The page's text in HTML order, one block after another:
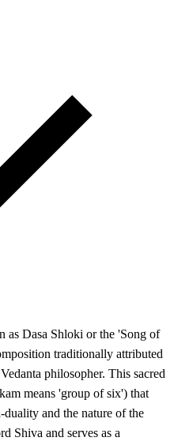
as Dasa Shloki or the 'Song of
traditionally attributed
philosopher. This sacred
means 'group of six') that
and the nature of the
Shiva and serves as a